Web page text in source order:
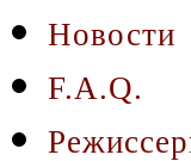
Новости
F.A.Q.